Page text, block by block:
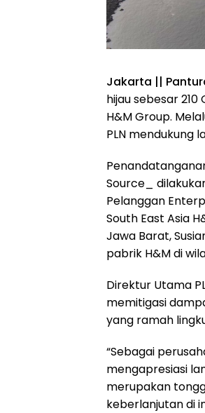
Jakarta ||
hijau sebesar
H&M Group.
PLN mendukung
Source_
Pelanggan
South East Asia
Jawa Barat,
pabrik H&M di
Direktur Utama
memitigasi
yang ramah
“Sebagai
mengapresiasi
merupakan
keberlanjutan di